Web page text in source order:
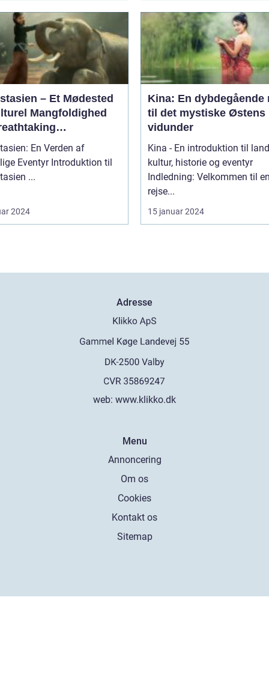
– Et Mødested
Mangfoldighed
En Verden af
Introduktion til
Sydøstasien ...
2024
Kina: En dybdegående
til det mystiske Østens
vidunder
Kina - En introduktion til
kultur, historie og eventyr
Indledning: Velkommen til
rejse...
15 januar 2024
Adresse
web: www.klikko.dk
Menu
Annoncering
Om os
Cookies
Kontakt os
Sitemap